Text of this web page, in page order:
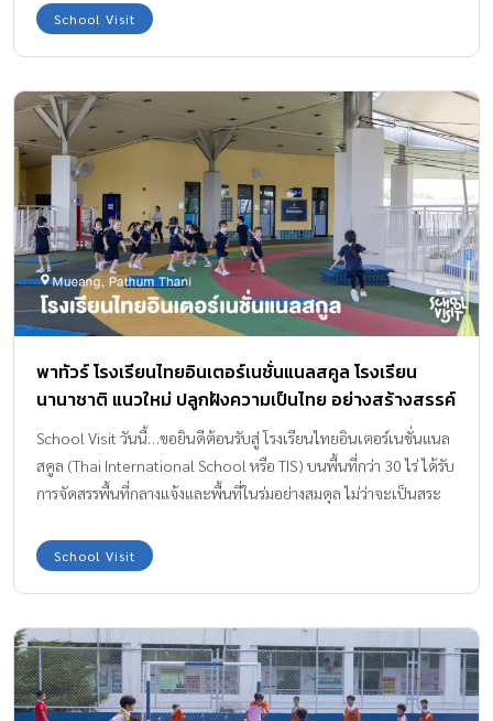
ที่เรียนรู้ผ่านการเล่น เน้นพัฒนาการที่สมดุล และฝึกความตระหนักรู้ใน
หน้าที่ สร้างนิสัยดีงาม สนามเด็กเล่นของโรงเรียน บรรยากาศในคลาส
International Montessori Center (IMC) เปิดสอนตั้งแต่ชั้นเตรียม
อนุบาล – อนุบาล 3 (Pre-K – K3) จากชื่อก็ชัดเจนแล้วว่า..การเรียนการ
สอนเป็นรูปแบบ Montessori แต่ที่ว้าวมากกว่านั้นคือ การผสมผสาน
จริยธรรม วัฒนธรรมที่ดีงาม และปรัชญา Waldorf จึงทำให้โรงเรียนแห่ง
นี้เป็นสถานที่บ่มเพาะเมล็ดพันธุ์ที่ยอดเยี่ยมอีกแห่งหนึ่ง เพราะไม่ได้
เน้นแค่พัฒนาการในเด็ก ๆ เท่านั้น แต่มุ่งมั่นถึงการพัฒนาศักยภาพแห่ง
“ความเป็นมนุษย์” มอนเตสซอรี่ เชื่อว่า “มือ” คือครูที่สำคัญ เมื่อเด็ก ๆ
ได้หยิบจับ สัมผัส […]
School Visit
พาทัวร์ โรงเรียนไทยอินเตอร์เนชั่นแนลสคูล โรงเรียน
นานาชาติ แนวใหม่ ปลูกฝังความเป็นไทย อย่างสร้างสรรค์
School Visit วันนี้…ขอยินดีต้อนรับสู่ โรงเรียนไทยอินเตอร์เนชั่นแนล
สคูล (Thai International School หรือ TIS) บนพื้นที่กว่า 30 ไร่ ได้รับ
การจัดสรรพื้นที่กลางแจ้งและพื้นที่ในร่มอย่างสมดุล ไม่ว่าจะเป็นสระ
แจ้งต่างๆ พร้อมทั้งอาคารเรียนทรงกลมที่ออกแบบมาให้มองเห็นกันทุก
ห้องและมีอากาศบริสุทธิ์หมุนเวียนตลอดเวลา ภูมิปัญญาและ
ทั่วพื้นที่โรงเรียน “ยิ่งสภาพแวดล้อมเอื้อต่อการใช้ชีวิตและเรียนรู้อย่าง
ไม่ปิดกั้นมากเท่าไหร่ เด็กๆจะยิ่งมีความสุข กล้าคิด กล้าแสดงออก และ
มีประสบการณ์ชีวิตเพิ่มมากขึ้น” คุณปอนด์ ชยพล หลีระพันธ์ ผู้อำนวย
การโรงเรียนกล่าวกับ ทีมแม่ABK “เด็กจะมีความรู้ ความสามารถแบบ
School Visit